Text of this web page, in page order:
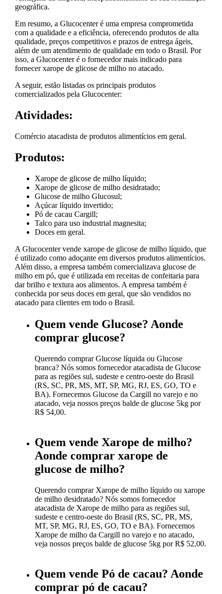
geográfica.
Em resumo, a Glucocenter é uma empresa comprometida
com a qualidade e a eficiência, oferecendo produtos de alta
qualidade, preços competitivos e prazos de entrega ágeis,
além de um atendimento de qualidade em todo o Brasil. Por
isso, a Glucocenter é o fornecedor mais indicado para
fornecer xarope de glicose de milho no atacado.
A seguir, estão listadas os principais produtos
comercializados pela Glucocenter:
Atividades:
Comércio atacadista de produtos alimentícios em geral.
Produtos:
Xarope de glicose de milho líquido;
Xarope de glicose de milho desidratado;
Glucose de milho Glucosul;
Açúcar líquido invertido;
Pó de cacau Cargill;
Talco para uso industrial magnesita;
Doces em geral.
A Glucocenter vende xarope de glicose de milho líquido, que
é utilizado como adoçante em diversos produtos alimentícios.
Além disso, a empresa também comercializava glucose de
milho em pó, que é utilizada em receitas de confeitaria para
dar brilho e textura aos alimentos. A empresa também é
conhecida por seus doces em geral, que são vendidos no
atacado para clientes em todo o Brasil.
Quem vende Glucose? Aonde
comprar glucose?
Querendo comprar Glucose líquida ou Glucose
branca? Nós somos fornecedor atacadista de Glucose
para as regiões sul, sudeste e centro-oeste do Brasil
(RS, SC, PR, MS, MT, SP, MG, RJ, ES, GO, TO e
BA). Fornecemos Glucose da Cargill no varejo e no
atacado, veja nossos preços balde de glucose 5kg por
R$ 54,00.
Quem vende Xarope de milho?
Aonde comprar xarope de
glucose de milho?
Querendo comprar Xarope de milho líquido ou xarope
de milho desidratado? Nós somos fornecedor
atacadista de Xarope de milho para as regiões sul,
sudeste e centro-oeste do Brasil (RS, SC, PR, MS,
MT, SP, MG, RJ, ES, GO, TO e BA). Fornecemos
Xarope de milho da Cargill no varejo e no atacado,
veja nossos preços balde de glucose 5kg por R$ 52,00.
Quem vende Pó de cacau? Aonde
comprar pó de cacau?